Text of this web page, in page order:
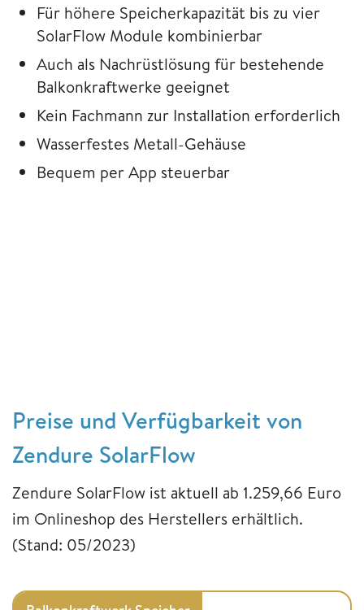
Für höhere Speicherkapazität bis zu vier
SolarFlow Module kombinierbar
Auch als Nachrüstlösung für bestehende
Balkonkraftwerke geeignet
Kein Fachmann zur Installation erforderlich
Wasserfestes Metall-Gehäuse
Bequem per App steuerbar
Preise und Verfügbarkeit von
Zendure SolarFlow
Zendure SolarFlow ist aktuell ab 1.259,66 Euro
im Onlineshop des Herstellers erhältlich.
(Stand: 05/2023)